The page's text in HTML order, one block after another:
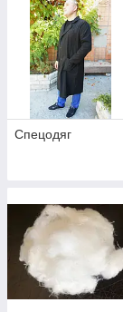
Спецодяг